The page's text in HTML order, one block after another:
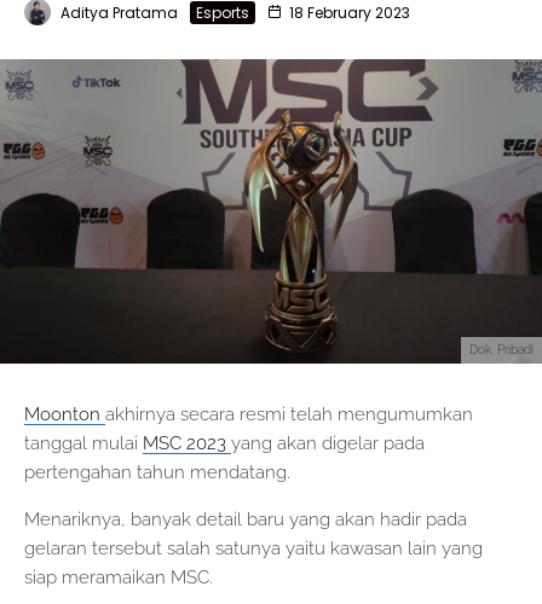
Aditya Pratama Esports 18 February 2023
Dok. Pribadi
Moonton akhirnya secara resmi telah mengumumkan
tanggal mulai MSC 2023 yang akan digelar pada
pertengahan tahun mendatang.
Menariknya, banyak detail baru yang akan hadir pada
gelaran tersebut salah satunya yaitu kawasan lain yang
siap meramaikan MSC.